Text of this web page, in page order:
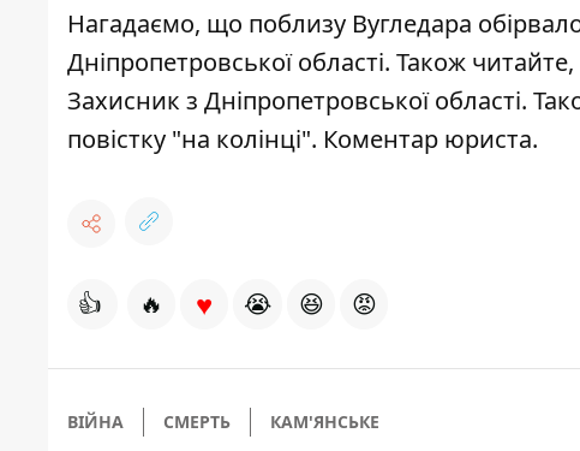
Нагадаємо, що поблизу Вугледара
Дніпропетровської області. Також
Захисник з Дніпропетровської області.
повістку "на колінці". Коментар юриста.
👍 🔥 ♥ 😭 😆 😡
ВІЙНА СМЕРТЬ КАМ'ЯНСЬКЕ